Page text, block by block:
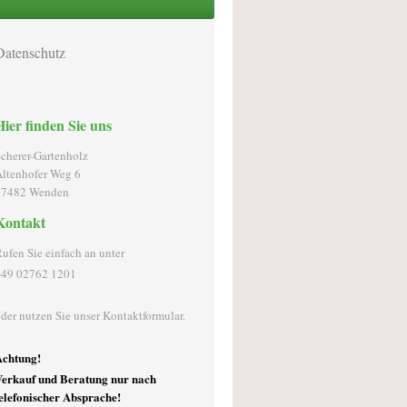
finden Sie uns
Gartenholz
Weg 6
Wenden
Sie einfach an unter
02762 1201
nutzen Sie unser Kontaktformular.
und Beratung nur nach
Absprache!